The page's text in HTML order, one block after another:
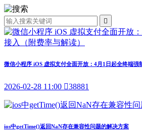

微信小程序 iOS 虚拟支付全面开放：4月1日起全终端强
2026-02-28 11:00 38881
ios中getTime()返回NaN存在兼容性问题的解决方案